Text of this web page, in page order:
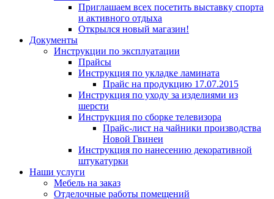
Приглашаем всех посетить выставку спорта
и активного отдыха
Открылся новый магазин!
Документы
Инструкции по эксплуатации
Прайсы
Инструкция по укладке ламината
Прайс на продукцию 17.07.2015
Инструкция по уходу за изделиями из
шерсти
Инструкция по сборке телевизора
Прайс-лист на чайники производства
Новой Гвинеи
Инструкция по нанесению декоративной
штукатурки
Наши услуги
Мебель на заказ
Отделочные работы помещений